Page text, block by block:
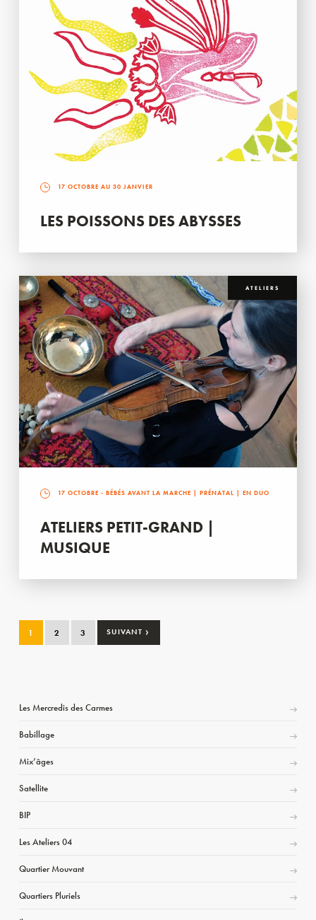
17 OCTOBRE AU 30 JANVIER
LES POISSONS DES ABYSSES
ATELIERS
17 OCTOBRE - BÉBÉS AVANT LA MARCHE | PRÉNATAL | EN DUO
ATELIERS PETIT-GRAND |
MUSIQUE
1 2 3 SUIVANT ›
Les Mercredis des Carmes
Babillage
Mix’âges
Satellite
BIP
Les Ateliers 04
Quartier Mouvant
Quartiers Pluriels